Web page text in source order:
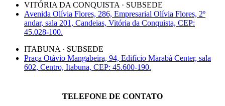
VITÓRIA DA CONQUISTA · SUBSEDE
Avenida Olívia Flores, 286, Empresarial Olívia Flores, 2º
andar, sala 201, Candeias, Vitória da Conquista, CEP:
45.028-100.
ITABUNA · SUBSEDE
Praça Otávio Mangabeira, 94, Edifício Marabá Center, sala
602, Centro, Itabuna, CEP: 45.600-190.
TELEFONE DE CONTATO